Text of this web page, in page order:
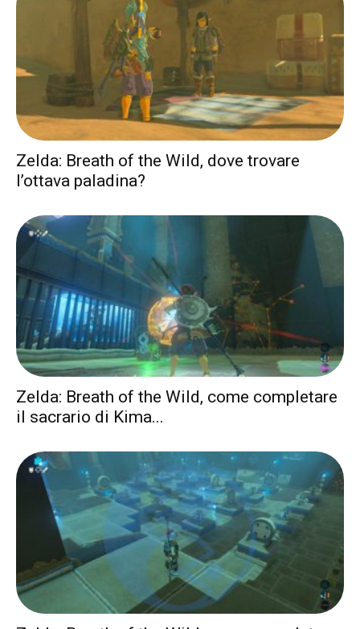
Zelda: Breath of the Wild, dove trovare
l’ottava paladina?
Zelda: Breath of the Wild, come completare
il sacrario di Kima...